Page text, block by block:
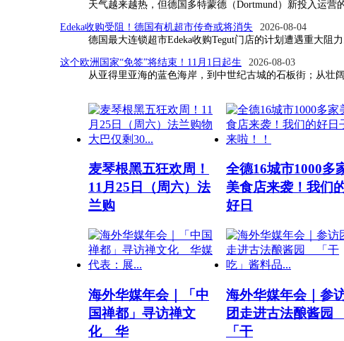
风暴“齐罗斯”(Ziros) 肆虐德国！两人
中国电视-《中国不会忘记》
4
天气越来越热，但德国多特蒙德（Dortmund）新投入运营
Edeka收购受阻！德国有机超市传奇或将消失
2026-08-04
德国最大连锁超市Edeka收购Tegut门店的计划遭遇重大阻
这个欧洲国家“免签”将结束！11月1日起生
2026-08-03
从亚得里亚海的蓝色海岸，到中世纪古城的石板街；从壮
麦琴根黑五狂欢周！
11月25日（周六）法
兰购
全德16城市1000多
美食店来袭！我们
好日
海外华媒年会｜「中
国禅都」寻访禅文
化 华
海外华媒年会｜参
团走进古法酿酱园
「干